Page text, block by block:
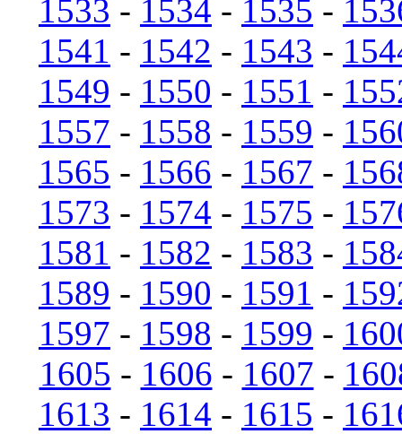
1533 - 1534 - 1535 -
1541 - 1542 - 1543 -
1549 - 1550 - 1551 -
1557 - 1558 - 1559 -
1565 - 1566 - 1567 -
1573 - 1574 - 1575 -
1581 - 1582 - 1583 -
1589 - 1590 - 1591 -
1597 - 1598 - 1599 -
1605 - 1606 - 1607 -
1613 - 1614 - 1615 -